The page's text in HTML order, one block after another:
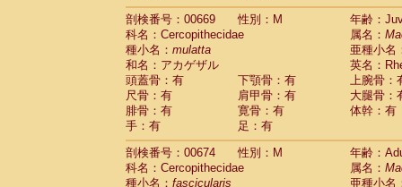
剖検番号：00669
性別：M
年齢：
科名：Cercopithecidae
属名：
種小名： mulatta
亜種小名
和名：アカゲザル
英名：
頭蓋骨：有
下顎骨：有
上腕骨：
尺骨：有
肩甲骨：有
大腿骨：
腓骨：有
寛骨：有
体幹：有
手：有
足：有
剖検番号：00674
性別：M
年齢：
科名：Cercopithecidae
属名：
種小名： fascicularis 亜種小名